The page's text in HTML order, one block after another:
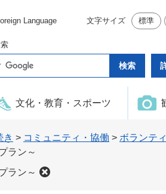
Language 文字サイズ 標準
文化・教育・スポーツ
き > コミュニティ・協働 > ボランテ
ラン～
ラン～